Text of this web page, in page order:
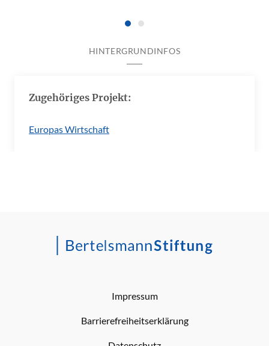
HINTERGRUNDINFOS
Zugehöriges Projekt:
Europas Wirtschaft
Impressum
Barrierefreiheitserklärung